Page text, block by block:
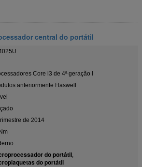
central do portátil
Core i3 de 4ª geração l
anteriormente Haswell
de 2014
do portátil,
do portátil